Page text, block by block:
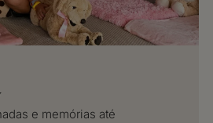
e memórias até